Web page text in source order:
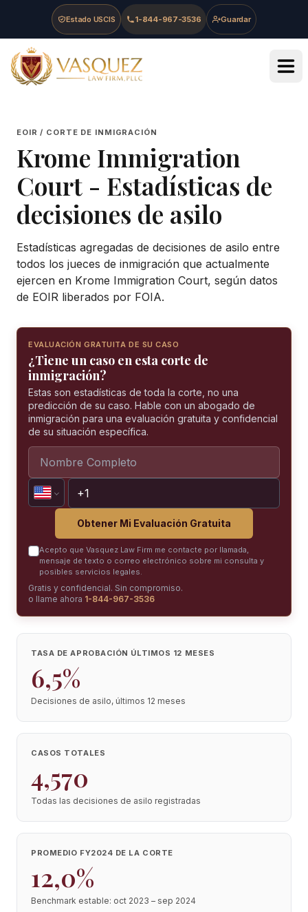
Skip to main content
Skip to navigation
Skip to footer
Estado USCIS 1-844-967-3536 Guardar
Vasquez Law Firm - Home
EOIR / CORTE DE INMIGRACIÓN
Krome Immigration
Court - Estadísticas de
decisiones de asilo
Estadísticas agregadas de decisiones de asilo entre
todos los jueces de inmigración que actualmente
ejercen en Krome Immigration Court, según datos
de EOIR liberados por FOIA.
EVALUACIÓN GRATUITA DE SU CASO
¿Tiene un caso en esta corte de
inmigración?
Estas son estadísticas de toda la corte, no una
predicción de su caso. Hable con un abogado de
inmigración para una evaluación gratuita y confidencial
de su situación específica.
Obtener Mi Evaluación Gratuita
Acepto que Vasquez Law Firm me contacte por llamada,
mensaje de texto o correo electrónico sobre mi consulta y
posibles servicios legales.
Gratis y confidencial. Sin compromiso.
o llame ahora 1-844-967-3536
TASA DE APROBACIÓN ÚLTIMOS 12 MESES
6,5%
Decisiones de asilo, últimos 12 meses
CASOS TOTALES
4,570
Todas las decisiones de asilo registradas
PROMEDIO FY2024 DE LA CORTE
12,0%
Benchmark estable: oct 2023 – sep 2024